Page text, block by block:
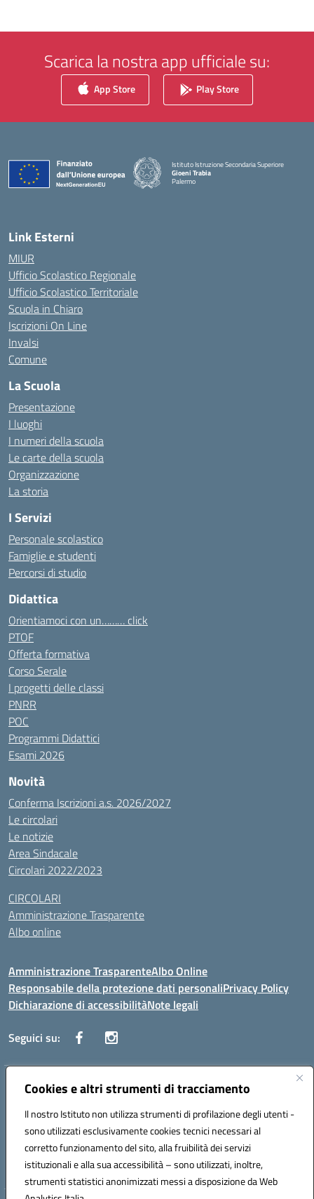
Cookies e altri strumenti di tracciamento
Il nostro Istituto non utilizza strumenti di profilazione degli utenti -
sono utilizzati esclusivamente cookies tecnici necessari al
corretto funzionamento del sito, alla fruibilità dei servizi
istituzionali e alla sua accessibilità – sono utilizzati, inoltre,
strumenti statistici anonimizzati messi a disposizione da Web
Scarica la nostra app ufficiale su:
App Store Play Store
Istituto Istruzione Secondaria Superiore
Gioeni Trabia
Palermo
Link Esterni
MIUR
Ufficio Scolastico Regionale
Ufficio Scolastico Territoriale
Scuola in Chiaro
Iscrizioni On Line
Invalsi
Comune
La Scuola
Presentazione
I luoghi
I numeri della scuola
Le carte della scuola
Organizzazione
La storia
I Servizi
Personale scolastico
Famiglie e studenti
Percorsi di studio
Didattica
Orientiamoci con un……… click
PTOF
Offerta formativa
Corso Serale
I progetti delle classi
PNRR
POC
Programmi Didattici
Esami 2026
Novità
Conferma Iscrizioni a.s. 2026/2027
Le circolari
Le notizie
Area Sindacale
Circolari 2022/2023
CIRCOLARI
Amministrazione Trasparente
Albo online
Amministrazione TrasparenteAlbo Online
Responsabile della protezione dati personaliPrivacy Policy
Dichiarazione di accessibilitàNote legali
Seguici su:
Indirizzo:Corso Vittorio Emanuele, 27 90133 - Palermo
Posta elettronica certificata (PEC):pais03600r@pec.istruzione.it
Codice fiscale: 97308550827
Codice meccanografico: PAIS03600R